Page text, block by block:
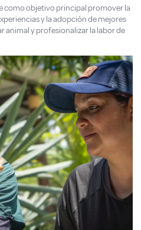
como objetivo principal promover la
y la adopción de mejores
animal y profesionalizar la labor de